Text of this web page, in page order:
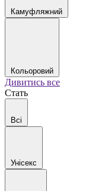
Камуфляжний
Кольоровий
Дивитись все
Стать
Всі
Унісекс